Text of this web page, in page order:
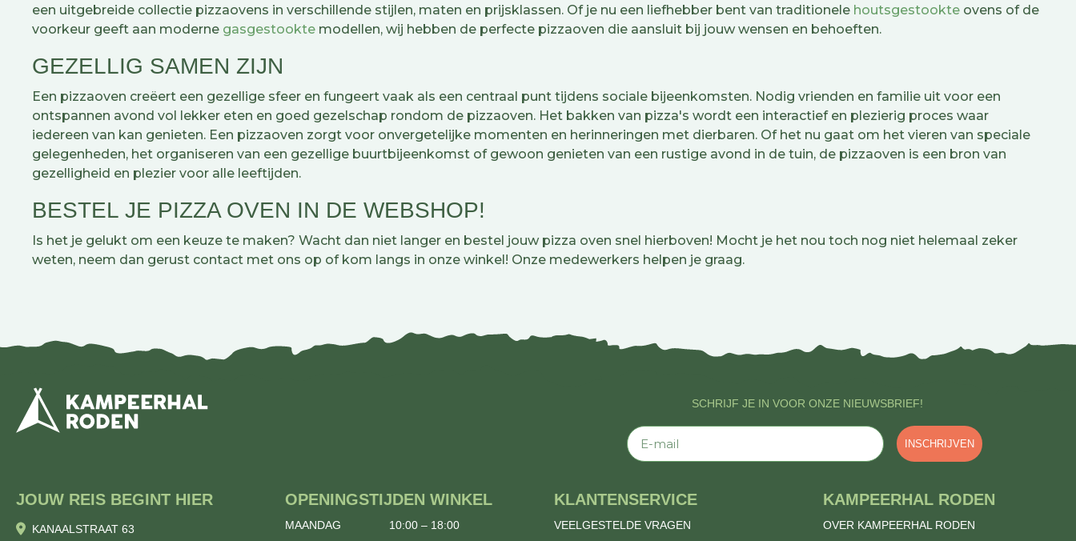
een uitgebreide collectie pizzaovens in verschillende stijlen, maten en prijsklassen. Of je nu een liefhebber bent van traditionele houtsgestookte ovens of de
voorkeur geeft aan moderne gasgestookte modellen, wij hebben de perfecte pizzaoven die aansluit bij jouw wensen en behoeften.
GEZELLIG SAMEN ZIJN
Een pizzaoven creëert een gezellige sfeer en fungeert vaak als een centraal punt tijdens sociale bijeenkomsten. Nodig vrienden en familie uit voor een
ontspannen avond vol lekker eten en goed gezelschap rondom de pizzaoven. Het bakken van pizza's wordt een interactief en plezierig proces waar
iedereen van kan genieten. Een pizzaoven zorgt voor onvergetelijke momenten en herinneringen met dierbaren. Of het nu gaat om het vieren van speciale
gelegenheden, het organiseren van een gezellige buurtbijeenkomst of gewoon genieten van een rustige avond in de tuin, de pizzaoven is een bron van
gezelligheid en plezier voor alle leeftijden.
BESTEL JE PIZZA OVEN IN DE WEBSHOP!
Is het je gelukt om een keuze te maken? Wacht dan niet langer en bestel jouw pizza oven snel hierboven! Mocht je het nou toch nog niet helemaal zeker
weten, neem dan gerust contact met ons op of kom langs in onze winkel! Onze medewerkers helpen je graag.
SCHRIJF JE IN VOOR ONZE NIEUWSBRIEF!
E-mail
INSCHRIJVEN
JOUW REIS BEGINT HIER
KANAALSTRAAT 63
OPENINGSTIJDEN WINKEL
MAANDAG 10:00 – 18:00
KLANTENSERVICE
VEELGESTELDE VRAGEN
KAMPEERHAL RODEN
OVER KAMPEERHAL RODEN